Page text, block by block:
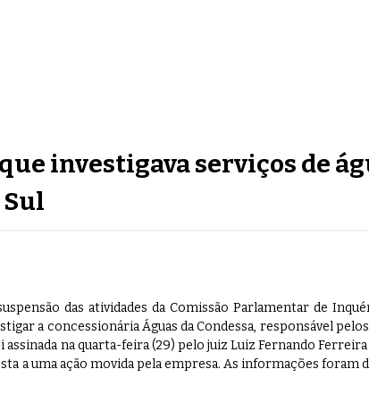
investigava serviços de
Sul
das atividades da Comissão Parlamentar de
a concessionária Águas da Condessa, responsável
na quarta-feira (29) pelo juiz Luiz Fernando Ferreira
a uma ação movida pela empresa. As informações foram